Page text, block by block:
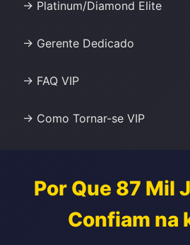
→ Platinum/Diamond Elite
→ Gerente Dedicado
→ FAQ VIP
→ Como Tornar-se VIP
Por Que 87 Mil
Confiam na